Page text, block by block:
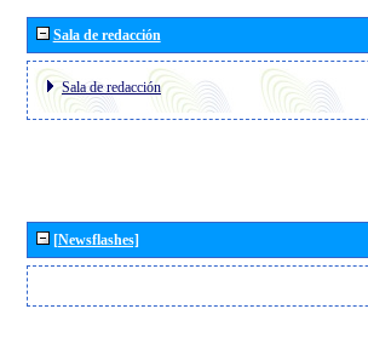
Sala de redacción
Sala de redacción
[Newsflashes]